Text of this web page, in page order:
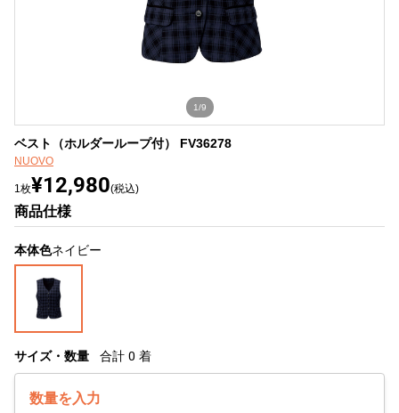
1/9
ベスト（ホルダーループ付） FV36278
NUOVO
1枚¥12,980(税込)
商品仕様
本体色ネイビー
サイズ・数量 合計 0 着
数量を入力